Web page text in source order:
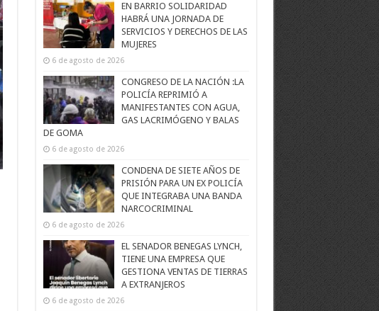
EN BARRIO SOLIDARIDAD
HABRÁ UNA JORNADA DE
SERVICIOS Y DERECHOS DE LAS
MUJERES
6 de agosto de 2026
CONGRESO DE LA NACIÓN :LA
POLICÍA REPRIMIÓ A
MANIFESTANTES CON AGUA,
GAS LACRIMÓGENO Y BALAS
DE GOMA
6 de agosto de 2026
CONDENA DE SIETE AÑOS DE
PRISIÓN PARA UN EX POLICÍA
QUE INTEGRABA UNA BANDA
NARCOCRIMINAL
6 de agosto de 2026
EL SENADOR BENEGAS LYNCH,
TIENE UNA EMPRESA QUE
GESTIONA VENTAS DE TIERRAS
A EXTRANJEROS
6 de agosto de 2026